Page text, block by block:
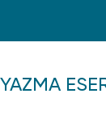
YAZMA